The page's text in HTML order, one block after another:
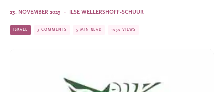
ILSE WELLERSHOFF-SCHUUR
·
23. NOVEMBER 2023
ISRAEL 3 COMMENTS 5 MIN READ 1050 VIEWS